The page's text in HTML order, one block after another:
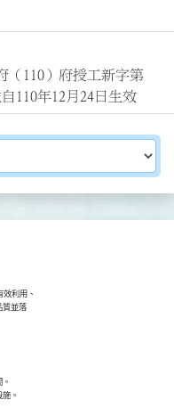
（110）府授工新字第
110年12月24日生效
利用、
質並落